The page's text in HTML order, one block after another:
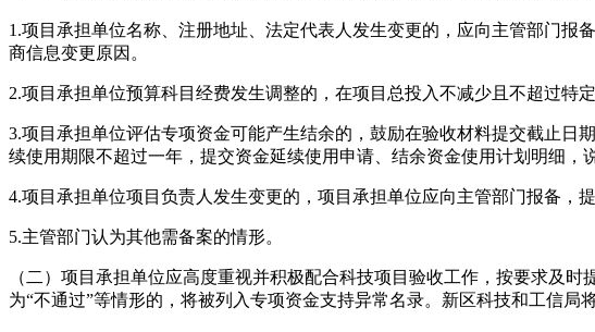
1.项目承担单位名称、注册地址、法定代表人发生变更的，应向主管部门
商信息变更原因。
2.项目承担单位预算科目经费发生调整的，在项目总投入不减少且不超过特
3.项目承担单位评估专项资金可能产生结余的，鼓励在验收材料提交截止
续使用期限不超过一年，提交资金延续使用申请、结余资金使用计划明细
4.项目承担单位项目负责人发生变更的，项目承担单位应向主管部门报备，
5.主管部门认为其他需备案的情形。
（二）项目承担单位应高度重视并积极配合科技项目验收工作，按要求及
为“不通过”等情形的，将被列入专项资金支持异常名录。新区科技和工信局